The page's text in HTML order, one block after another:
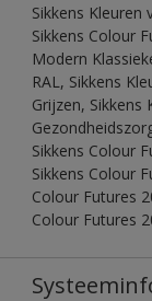
Sikkens Kleuren
Sikkens Colour
Modern
RAL, Sikkens
Grijzen, Sikkens
Sikkens Colour
Sikkens Colour
Colour Futures
Colour Futures